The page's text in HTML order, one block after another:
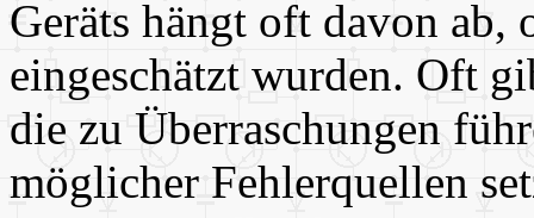
Geräts hängt oft davon ab,
eingeschätzt wurden. Oft
die zu Überraschungen
möglicher Fehlerquellen